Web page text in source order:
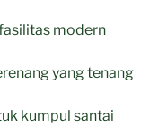
modern
yang tenang
kumpul santai